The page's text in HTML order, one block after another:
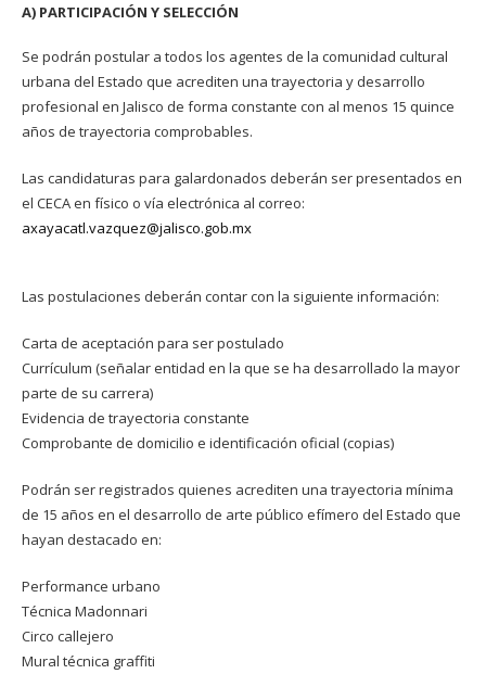
A) PARTICIPACIÓN Y SELECCIÓN
Se podrán postular a todos los agentes de la comunidad cultural
urbana del Estado que acrediten una trayectoria y desarrollo
profesional en Jalisco de forma constante con al menos 15 quince
años de trayectoria comprobables.
Las candidaturas para galardonados deberán ser presentados en
el CECA en físico o vía electrónica al correo:
axayacatl.vazquez@jalisco.gob.mx
Las postulaciones deberán contar con la siguiente información:
Carta de aceptación para ser postulado
Currículum (señalar entidad en la que se ha desarrollado la mayor
parte de su carrera)
Evidencia de trayectoria constante
Comprobante de domicilio e identificación oficial (copias)
Podrán ser registrados quienes acrediten una trayectoria mínima
de 15 años en el desarrollo de arte público efímero del Estado que
hayan destacado en:
Performance urbano
Técnica Madonnari
Circo callejero
Mural técnica graffiti